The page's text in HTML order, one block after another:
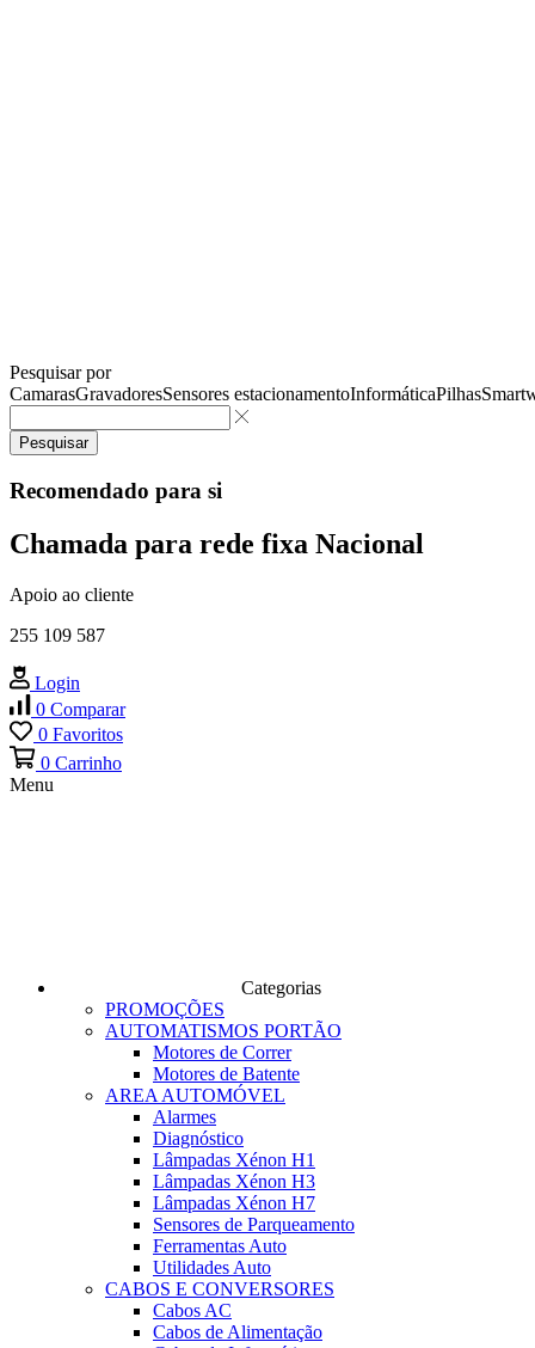
Pesquisar por
CamarasGravadoresSensores estacionamentoInformáticaPilhas
Pesquisar
Recomendado para si
Chamada para rede fixa Nacional
Apoio ao cliente
255 109 587
Login
0 Comparar
0 Favoritos
0 Carrinho
Menu
Categorias
PROMOÇÕES
AUTOMATISMOS PORTÃO
Motores de Correr
Motores de Batente
AREA AUTOMÓVEL
Alarmes
Diagnóstico
Lâmpadas Xénon H1
Lâmpadas Xénon H3
Lâmpadas Xénon H7
Sensores de Parqueamento
Ferramentas Auto
Utilidades Auto
CABOS E CONVERSORES
Cabos AC
Cabos de Alimentação